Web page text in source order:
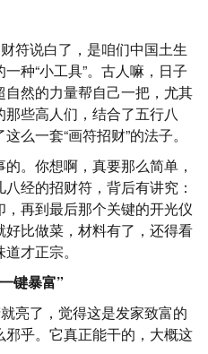
符说白了，是咱们中国土生
种“小工具”。古人嘛，日子
然的力量帮自己一把，尤其
些高人们，结合了五行八
么一套“画符招财”的法子。
。你想啊，真要那么简单，
经的招财符，背后有讲究：
再到最后那个关键的开光仪
比做菜，材料有了，还得看
才正宗。
键暴富”
亮了，觉得这是发家致富的
乎。它真正能干的，大概这